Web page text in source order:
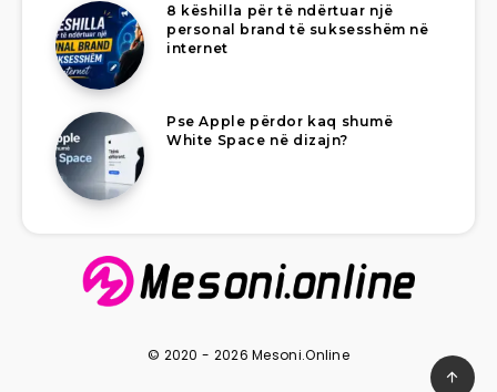
8 këshilla për të ndërtuar një
personal brand të suksesshëm në
internet
Pse Apple përdor kaq shumë
White Space në dizajn?
© 2020 - 2026 Mesoni.Online